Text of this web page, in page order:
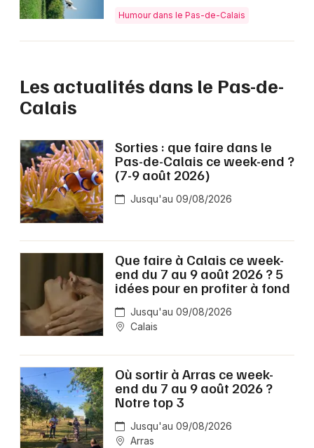
Humour dans le Pas-de-Calais
Les actualités dans le Pas-de-
Calais
Sorties : que faire dans le
Pas-de-Calais ce week-end ?
(7-9 août 2026)
Jusqu'au 09/08/2026
Que faire à Calais ce week-
end du 7 au 9 août 2026 ? 5
idées pour en profiter à fond
Jusqu'au 09/08/2026
Calais
Où sortir à Arras ce week-
end du 7 au 9 août 2026 ?
Notre top 3
Jusqu'au 09/08/2026
Arras